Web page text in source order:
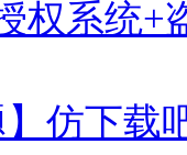
权系统+
】仿下